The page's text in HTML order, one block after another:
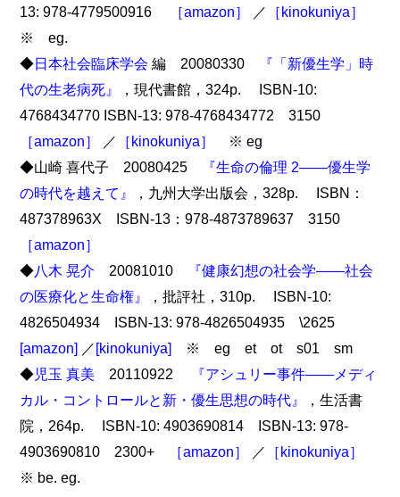
13: 978-4779500916
［amazon］ ／
［kinokuniya］
※ eg.
◆日本社会臨床学会 編 20080330
『「新優生学」時
代の生老病死』
，現代書館，324p. ISBN-10:
4768434770 ISBN-13: 978-4768434772 3150
［amazon］
／ ［kinokuniya］
※ eg
◆山崎 喜代子 20080425
『生命の倫理 2――優生学
の時代を越えて』
，九州大学出版会，328p. ISBN：
487378963X ISBN-13：978-4873789637 3150
［amazon］
◆八木 晃介 20081010
『健康幻想の社会学――社会
の医療化と生命権』
，批評社，310p. ISBN-10:
4826504934 ISBN-13: 978-4826504935 \2625
[amazon] ／[kinokuniya] ※ eg et ot s01 sm
◆児玉 真美 20110922
『アシュリー事件――メディ
カル・コントロールと新・優生思想の時代』
，生活書
院，264p. ISBN-10: 4903690814 ISBN-13: 978-
4903690810 2300+
［amazon］ ／
［kinokuniya］
※ be. eg.